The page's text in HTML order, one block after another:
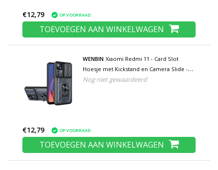
€12,79 OP VOORRAAD
TOEVOEGEN AAN WINKELWAGEN
WENBIN Xiaomi Redmi 11 - Card Slot
Hoesje met Kickstand en Camera Slide -
Pop Grip Cover - Grijs
Nog niet gewaardeerd
€12,79 OP VOORRAAD
TOEVOEGEN AAN WINKELWAGEN